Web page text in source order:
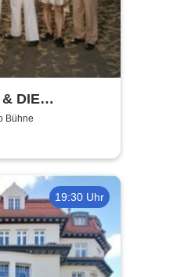
DIE
- LIVE
Bühne
19:30 Uhr